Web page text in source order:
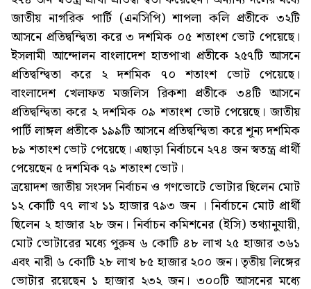
জাতীয় নাগরিক পার্টি (এনসিপি) শাপলা কলি প্রতীকে ৩২টি
আসনে প্রতিদ্বন্দ্বিতা করে ৩ দশমিক ০৫ শতাংশ ভোট পেয়েছে।
ইসলামী আন্দোলন বাংলাদেশ হাতপাখা প্রতীকে ২৫৭টি আসনে
প্রতিদ্বন্দ্বিতা করে ২ দশমিক ৭০ শতাংশ ভোট পেয়েছে।
বাংলাদেশ খেলাফত মজলিস রিকশা প্রতীকে ৩৪টি আসনে
প্রতিদ্বন্দ্বিতা করে ২ দশমিক ০৯ শতাংশ ভোট পেয়েছে। জাতীয়
পার্টি লাঙ্গল প্রতীকে ১৯৯টি আসনে প্রতিদ্বন্দ্বিতা করে শূন্য দশমিক
৮৯ শতাংশ ভোট পেয়েছে। এছাড়া নির্বাচনে ২৭৪ জন স্বতন্ত্র প্রার্থী
পেয়েছেন ৫ দশমিক ৭৯ শতাংশ ভোট।
ত্রয়োদশ জাতীয় সংসদ নির্বাচন ও গণভোটে ভোটার ছিলেন মোট
১২ কোটি ৭৭ লাখ ১১ হাজার ৭৯৩ জন । নির্বাচনে মোট প্রার্থী
ছিলেন ২ হাজার ২৮ জন। নির্বাচন কমিশনের (ইসি) তথ্যানুযায়ী,
মোট ভোটারের মধ্যে পুরুষ ৬ কোটি ৪৮ লাখ ২৫ হাজার ৩৬১
এবং নারী ৬ কোটি ২৮ লাখ ৮৫ হাজার ২০০ জন। তৃতীয় লিঙ্গের
ভোটার রয়েছেন ১ হাজার ২৩২ জন। ৩০০টি আসনের মধ্যে